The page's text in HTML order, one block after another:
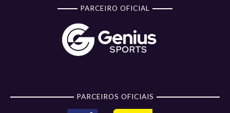
PARCEIRO OFICIAL
PARCEIROS OFICIAIS